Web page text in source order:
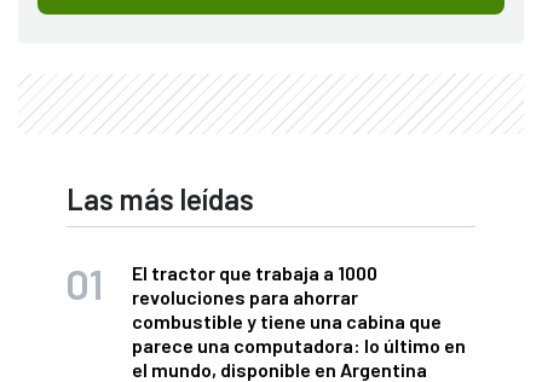
Las más leídas
El tractor que trabaja a 1000
revoluciones para ahorrar
combustible y tiene una cabina que
parece una computadora: lo último en
el mundo, disponible en Argentina